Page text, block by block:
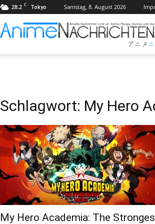
28.2 C Tokyo Samstag, 8. August 2026
Schlagwort: My Hero
My Hero Academia: The